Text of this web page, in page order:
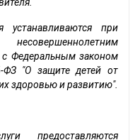
устанавливаются при
Федеральным законом
"О защите детей от
здоровью и развитию".
предоставляются